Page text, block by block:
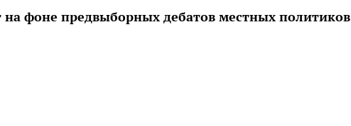
фоне предвыборных дебатов местных политиков